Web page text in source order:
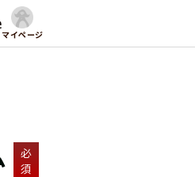
マイページ
必
須